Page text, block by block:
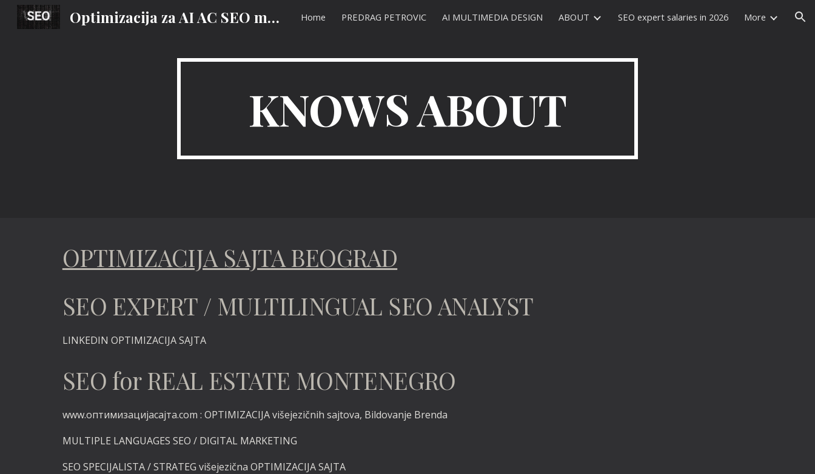
Skip to main content Skip to navigation
Optimizacija za AI AC SEO marketing | оптимизација сајта Home PREDRAG PETROVIC AI MULTIMEDIA DESIGN ABOUT SEO expert salaries in 2026 More
KNOWS ABOUT
OPTIMIZACIJA SAJTA BEOGRAD
SEO EXPERT / MULTILINGUAL SEO ANALYST
LINKEDIN OPTIMIZACIJA SAJTA
SEO for REAL ESTATE MONTENEGRO
www.оптимизацијасајта.com : OPTIMIZACIJA višejezičnih sajtova, Bildovanje Brenda
MULTIPLE LANGUAGES SEO / DIGITAL MARKETING
SEO SPECIJALISTA / STRATEG višejezična OPTIMIZACIJA SAJTA